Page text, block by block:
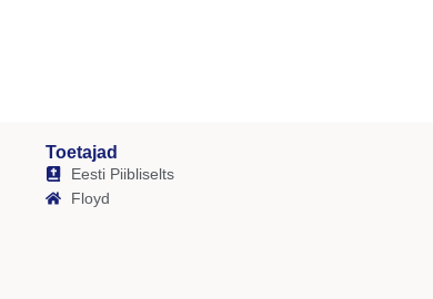
Toetajad
Eesti Piibliselts
Floyd